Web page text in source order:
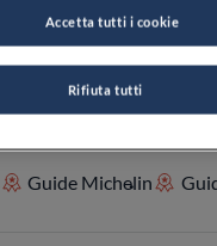
MAPPA +39
Guide Michelin
Rifiuta tutti
Accetta tutti i cookie